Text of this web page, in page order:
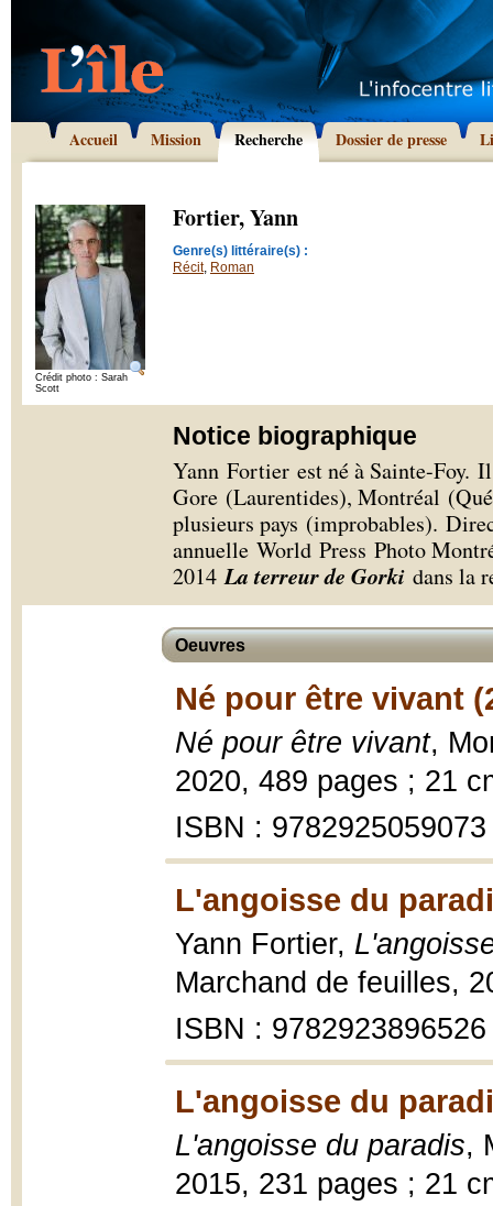
Accueil Mission Recherche Dossier de presse
Crédit photo : Sarah
Scott
Fortier, Yann
Genre(s) littéraire(s) :
Récit, Roman
Notice biographique
Yann Fortier est né à Sainte-Foy.
Gore (Laurentides), Montréal
plusieurs pays (improbables).
annuelle World Press Photo
2014La terreur de Gorki dans la
Oeuvres
Né pour être vivant
Né pour être vivant,
2020, 489 pages ; 21
ISBN : 9782925059073
L'angoisse du
Yann Fortier,
Marchand de feuilles,
ISBN : 9782923896526
L'angoisse du
L'angoisse du paradis,
2015, 231 pages ; 21